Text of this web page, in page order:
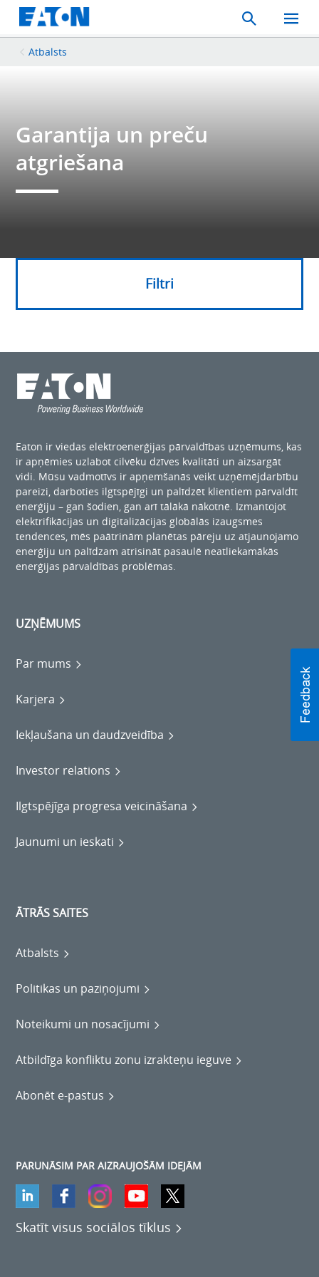
Search
Toggle
Mobile
Atbalsts
Garantija un preču
atgriešana
Filtri
Eaton ir viedas elektroenerģijas pārvaldības uzņēmums, kas
ir apņēmies uzlabot cilvēku dzīves kvalitāti un aizsargāt
vidi. Mūsu vadmotīvs ir apņemšanās veikt uzņēmējdarbību
pareizi, darboties ilgtspējīgi un palīdzēt klientiem pārvaldīt
enerģiju – gan šodien, gan arī tālākā nākotnē. Izmantojot
elektrifikācijas un digitalizācijas globālās izaugsmes
tendences, mēs paātrinām planētas pāreju uz atjaunojamo
enerģiju un palīdzam atrisināt pasaulē neatliekamākās
enerģijas pārvaldības problēmas.
UZŅĒMUMS
Par mums
Karjera
Iekļaušana un daudzveidība
Investor relations
Ilgtspējīga progresa veicināšana
Jaunumi un ieskati
ĀTRĀS SAITES
Atbalsts
Politikas un paziņojumi
Noteikumi un nosacījumi
Atbildīga konfliktu zonu izrakteņu ieguve
Abonēt e-pastus
PARUNĀSIM PAR AIZRAUJOŠĀM IDEJĀM
Skatīt visus sociālos tīklus